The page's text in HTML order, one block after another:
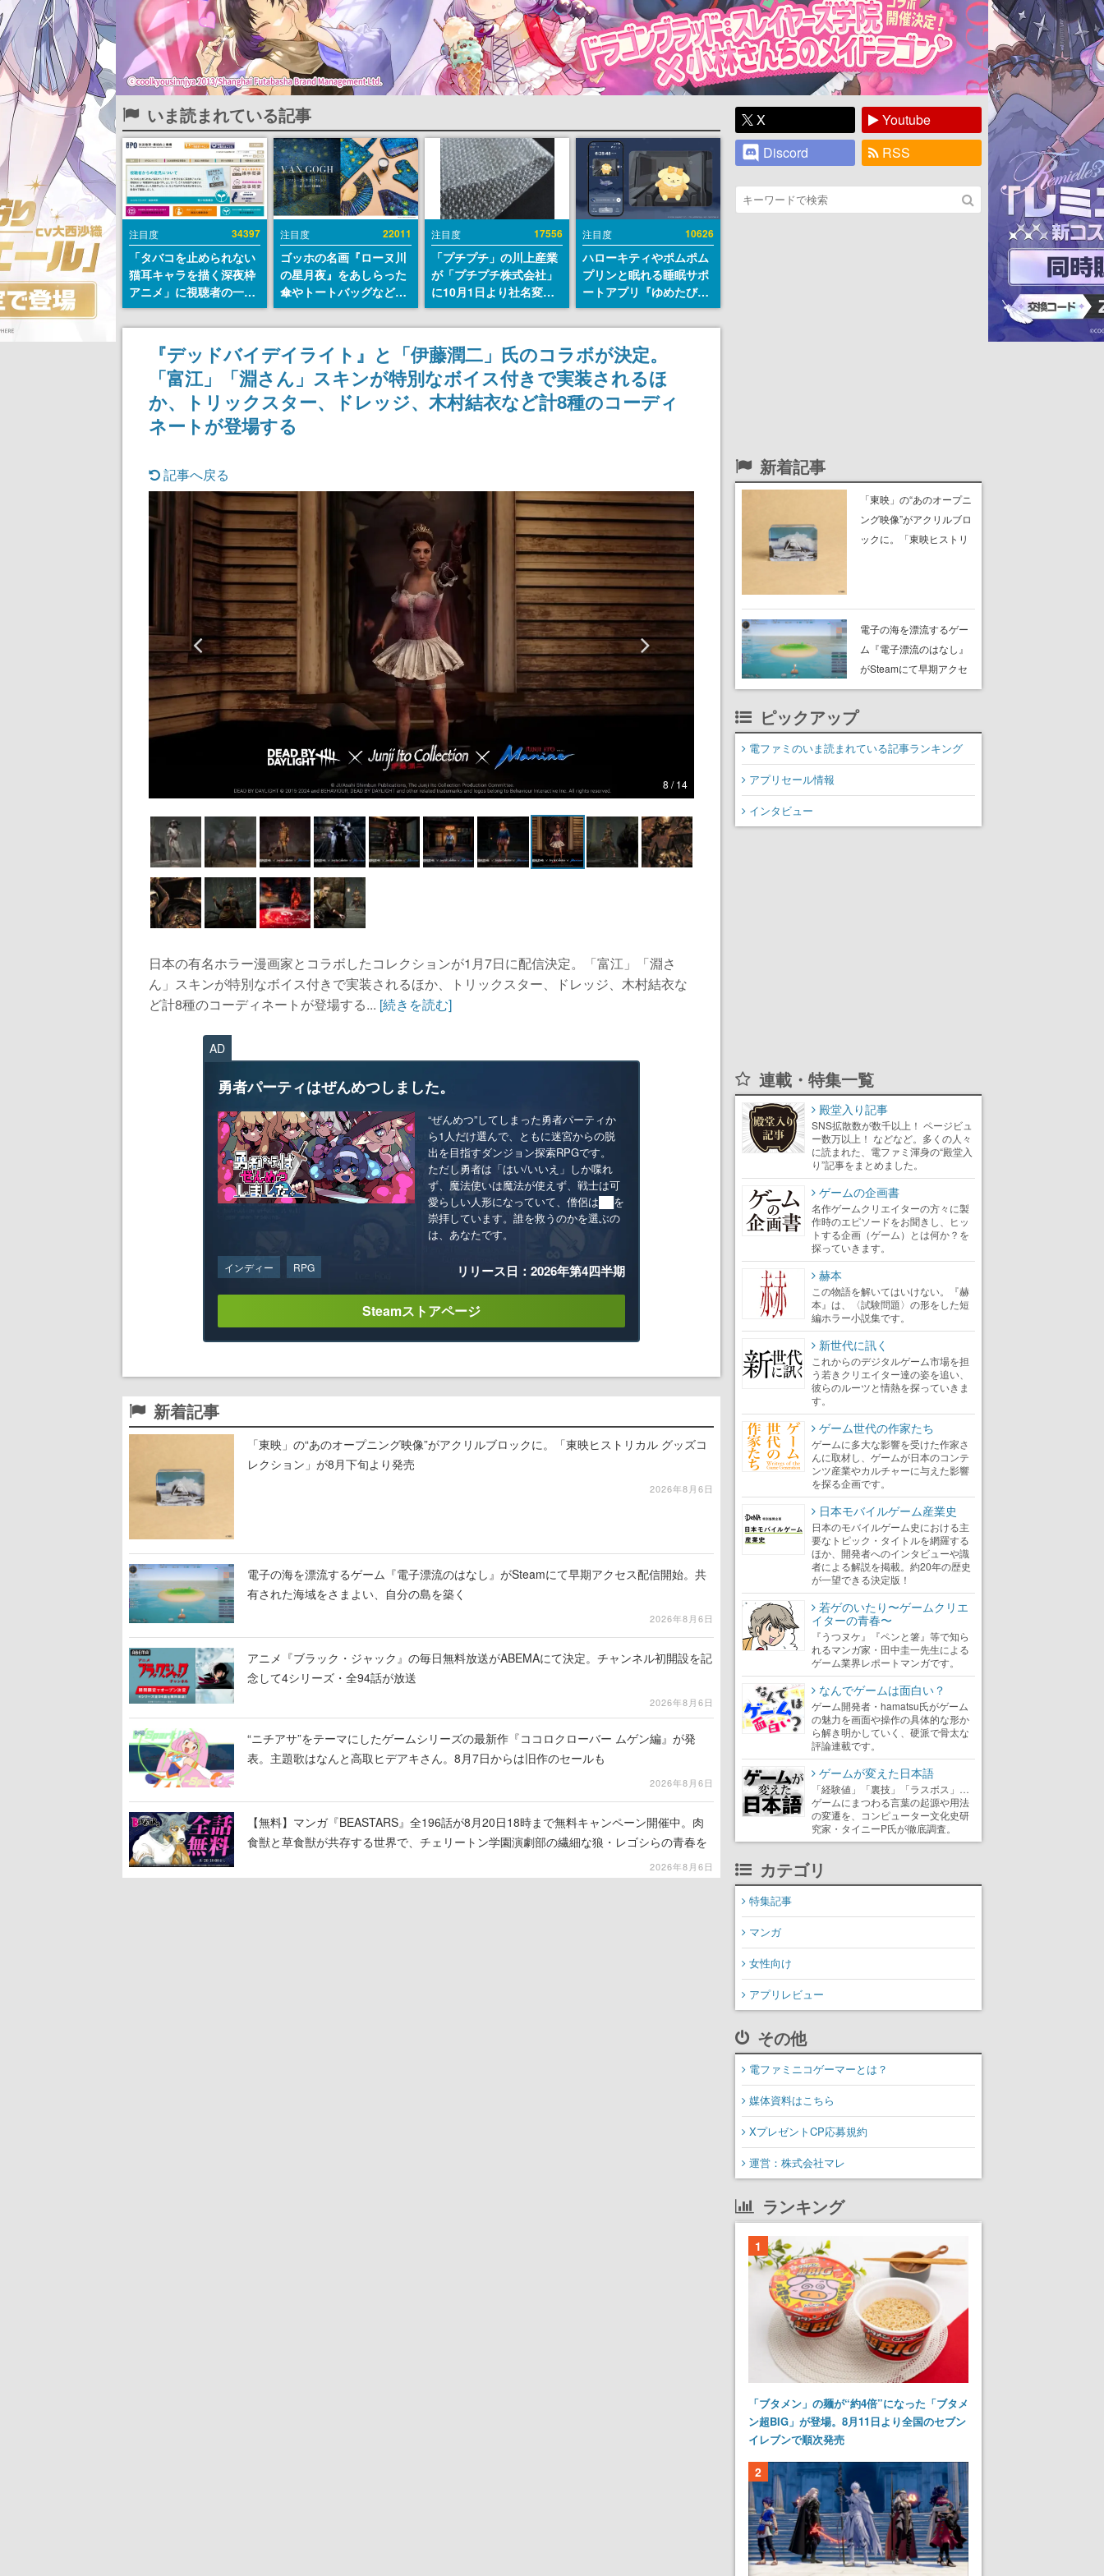
いま読まれている記事
注目度 34397
「タバコを止められない
猫耳キャラを描く深夜枠
アニメ」に視聴者の一部
から批判意見。違法薬物
の使用と思わしき描写も
含めて、BPOが議論を交
注目度 22011
ゴッホの名画『ローヌ川
の星月夜』をあしらった
傘やトートバッグなどが
登場。8月7日21時より2
日間限定で予約販売
注目度 17556
「プチプチ」の川上産業
が「プチプチ株式会社」
に10月1日より社名変更
へ。創業58年で初めての
変更で、“プチッ”と鳴る
おなじみの緩衝材が会社
の名前に
注目度 10626
ハローキティやポムポム
プリンと眠れる睡眠サポ
ートアプリ『ゆめたび』
が配信中。キャラごとの
ASMRや目覚ましアラー
ムも搭載
『デッドバイデイライト』と「伊藤潤二」氏のコラボが決定。
「富江」「淵さん」スキンが特別なボイス付きで実装されるほ
か、トリックスター、ドレッジ、木村結衣など計8種のコーディ
ネートが登場する
記事へ戻る
8 / 14
日本の有名ホラー漫画家とコラボしたコレクションが1月7日に配信決定。「富江」「淵さ
ん」スキンが特別なボイス付きで実装されるほか、トリックスター、ドレッジ、木村結衣な
ど計8種のコーディネートが登場する... [続きを読む]
AD
勇者パーティはぜんめつしました。
“ぜんめつ”してしまった勇者パーティか
ら1人だけ選んで、ともに迷宮からの脱
出を目指すダンジョン探索RPGです。
ただし勇者は「はい/いいえ」しか喋れ
ず、魔法使いは魔法が使えず、戦士は可
愛らしい人形になっていて、僧侶は██を
崇拝しています。誰を救うのかを選ぶの
は、あなたです。
インディー RPG リリース日：2026年第4四半期
Steamストアページ
新着記事
「東映」の“あのオープニング映像”がアクリルブロックに。「東映ヒストリカル グッズコ
レクション」が8月下旬より発売
2026年8月6日
電子の海を漂流するゲーム『電子漂流のはなし』がSteamにて早期アクセス配信開始。共
有された海域をさまよい、自分の島を築く
2026年8月6日
アニメ『ブラック・ジャック』の毎日無料放送がABEMAにて決定。チャンネル初開設を記
念して4シリーズ・全94話が放送
2026年8月6日
“ニチアサ”をテーマにしたゲームシリーズの最新作『ココロクローバー ムゲン編』が発
表。主題歌はなんと高取ヒデアキさん。8月7日からは旧作のセールも
2026年8月6日
【無料】マンガ『BEASTARS』全196話が8月20日18時まで無料キャンペーン開催中。肉
食獣と草食獣が共存する世界で、チェリートン学園演劇部の繊細な狼・レゴシらの青春を
2026年8月6日
X
Youtube
Discord
RSS
新着記事
「東映」の“あのオープニ
ング映像”がアクリルブロ
ックに。「東映ヒストリ
電子の海を漂流するゲー
ム『電子漂流のはなし』
がSteamにて早期アクセ
ス配信開始。共有された
ピックアップ
電ファミのいま読まれている記事ランキング
アプリセール情報
インタビュー
連載・特集一覧
殿堂入り記事
SNS拡散数が数千以上！ ページビュ
ー数万以上！ などなど。多くの人々
に読まれた、電ファミ渾身の“殿堂入
り”記事をまとめました。
ゲームの企画書
名作ゲームクリエイターの方々に製
作時のエピソードをお聞きし、ヒッ
トする企画（ゲーム）とは何か？を
探っていきます。
赫本
この物語を解いてはいけない。『赫
本』は、〈試験問題〉の形をした短
編ホラー小説集です。
新世代に訊く
これからのデジタルゲーム市場を担
う若きクリエイター達の姿を追い、
彼らのルーツと情熱を探っていきま
す。
ゲーム世代の作家たち
ゲームに多大な影響を受けた作家さ
んに取材し、ゲームが日本のコンテ
ンツ産業やカルチャーに与えた影響
を探る企画です。
日本モバイルゲーム産業史
日本のモバイルゲーム史における主
要なトピック・タイトルを網羅する
ほか、開発者へのインタビューや識
者による解説を掲載。約20年の歴史
が一望できる決定版！
若ゲのいたり〜ゲームクリエ
イターの青春〜
『うつヌケ』『ペンと箸』等で知ら
れるマンガ家・田中圭一先生による
ゲーム業界レポートマンガです。
なんでゲームは面白い？
ゲーム開発者・hamatsu氏がゲーム
の魅力を画面や操作の具体的な形か
ら解き明かしていく、硬派で骨太な
評論連載です。
ゲームが変えた日本語
「経験値」「裏技」「ラスボス」…
ゲームにまつわる言葉の起源や用法
の変遷を、コンピューター文化史研
究家・タイニーP氏が徹底調査。
カテゴリ
特集記事
マンガ
女性向け
アプリレビュー
その他
電ファミニコゲーマーとは？
媒体資料はこちら
XプレゼントCP応募規約
運営：株式会社マレ
ランキング
1
「ブタメン」の麺が“約4倍”になった「ブタメ
ン超BIG」が登場。8月11日より全国のセブン
イレブンで順次発売
2